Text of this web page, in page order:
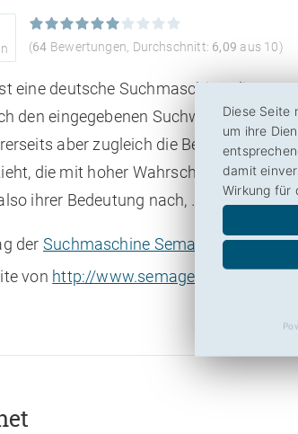
(64 Bewertungen, Durchschnitt: 6,09 aus 10)
eine deutsche Suchmaschine, die
den eingegebenen Suchwörtern
aber zugleich die Begriffe in die
die mit hoher Wahrscheinlichkeit
ihrer Bedeutung nach, …
derSuchmaschine Semager.de
von http://www.semager.de/
Diese Seite
um ihre
damit
Wirkung für